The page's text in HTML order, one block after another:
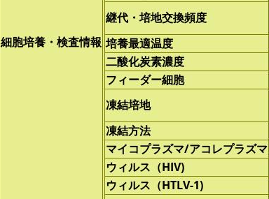
細胞培養・検査情報
継代・培地交換頻度
培養最適温度
二酸化炭素濃度
フィーダー細胞
凍結培地
凍結方法
マイコプラズマ/アコレプラズマ
ウィルス（HIV)
ウィルス（HTLV-1)